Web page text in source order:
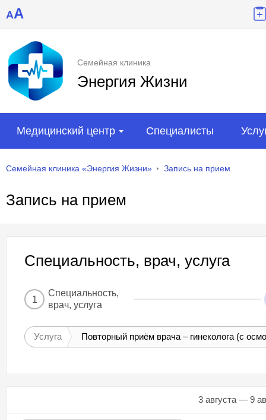
AA
Семейная клиника
Энергия Жизни
Медицинский центр Специалисты
Семейная клиника «Энергия Жизни» Запись на прием
Запись на прием
Специальность, врач, услуга
1
Специальность,
врач, услуга
Услуга Повторный приём врача – гинеколога (с
3 августа — 9